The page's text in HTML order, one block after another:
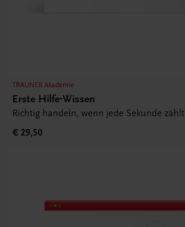
TRAUNER Akademie
Erste Hilfe-Wissen
Richtig handeln, wenn jede Sekunde zählt
€ 29,50